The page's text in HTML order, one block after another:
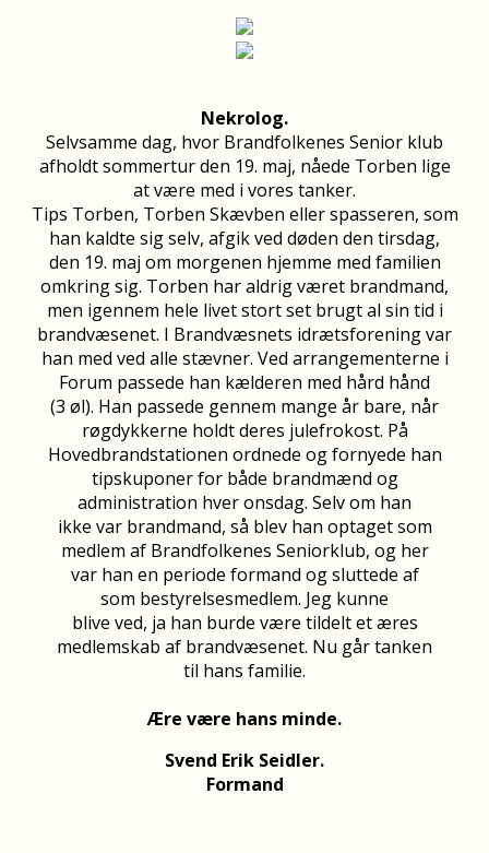
Nekrolog.
Selvsamme dag, hvor Brandfolkenes Senior klub
afholdt sommertur den 19. maj, nåede Torben lige
at være med i vores tanker.
Tips Torben, Torben Skævben eller spasseren, som
han kaldte sig selv, afgik ved døden den tirsdag,
den 19. maj om morgenen hjemme med familien
omkring sig. Torben har aldrig været brandmand,
men igennem hele livet stort set brugt al sin tid i
brandvæsenet. I Brandvæsnets idrætsforening var
han med ved alle stævner. Ved arrangementerne i
Forum passede han kælderen med hård hånd
(3 øl). Han passede gennem mange år bare, når
røgdykkerne holdt deres julefrokost. På
Hovedbrandstationen ordnede og fornyede han
tipskuponer for både brandmænd og
administration hver onsdag. Selv om han
ikke var brandmand, så blev han optaget som
medlem af Brandfolkenes Seniorklub, og her
var han en periode formand og sluttede af
som bestyrelsesmedlem. Jeg kunne
blive ved, ja han burde være tildelt et æres
medlemskab af brandvæsenet. Nu går tanken
til hans familie.
Ære være hans minde.
Svend Erik Seidler.
Formand